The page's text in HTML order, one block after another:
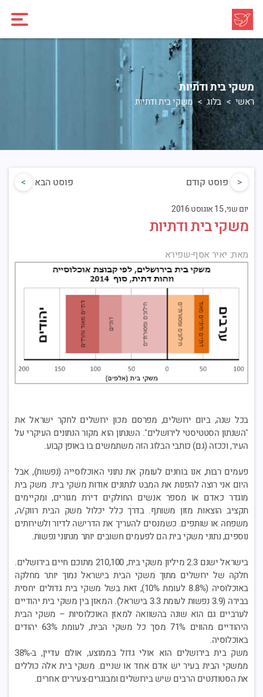
משקי בית ודתיות
ראשי בלוג משקי בית ודתיות
< פוסט קודם פוסט הבא >
יום שני, 15 אוגוסט 2016
משקי בית ודתיות
מאת: יאיר אסף-שפירא
בכל שנה, ביום ירושלים, מפרסם מכון ירושלים לחקר ישראל את
"השנתון הסטטיסטי לירושלים". השנתון הוא מקור הנתונים העיקרי על
העיר, וככזה (גם) כותבי הבלוג הזה משתמשים בו באופן קבוע.
פעמים רבות, אנו בוחנים לעומק את נתוני האוכלוסייה (נפשות), אבל
היום אני רוצה להפנות את המבט לנתונים אודות משקי בית. משק בית
מוגדר כאדם או מספר אנשים החולקים דירת מגורים, ומקיימים
תקציב הוצאות מזון משותף. בדרך כלל יכלול משק הבית רווק/ה,
משפחה או שותפים. כשמנסים להעריך את הדרישה לדיור ולשירותים
נוספים, נתוני משקי בית הם לפעמים חשובים יותר מנתוני נפשות.
בישראל ישנם 2.3 מיליון משקי בית, 210,100 מתוכם חיים בירושלים.
חלקה של ירושלים מתוך משקי הבית בישראל נמוך יותר מחלקה
באוכלוסיה (8.8% לעומת 10%), זאת בשל משקי בית גדולים יחסית
בבירה (3.9 נפשות לעומת 3.3 בישראל). המאזן בין משקי בית יהודיים
לערביים גם הוא שונה בהשוואה למאזן האוכלוסיות – משקי הבית
היהודיים מהווים 71% מסך כל משקי הבית, לעומת 63% יהודים
באוכלוסיה.
משק בית בירושלים הוא אולי גדול בממוצע, אולם עדיין, ב-38%
ממשקי הבית בעיר יש אדם אחד או שניים. משקי בית אלה כוללים
את הסטודנטים הרבים שיש בירושלים ומבוגרים-צעירים אחרים.